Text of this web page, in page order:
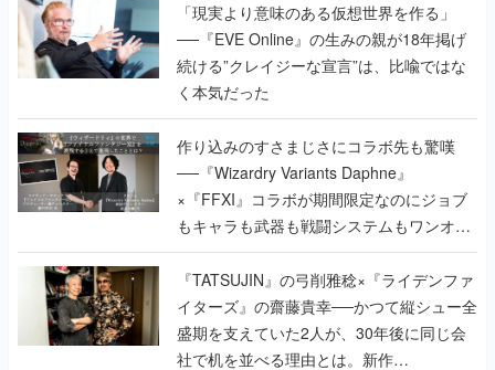
「現実より意味のある仮想世界を作る」
──『EVE Online』の生みの親が18年掲げ
続ける”クレイジーな宣言”は、比喩ではな
く本気だった
作り込みのすさまじさにコラボ先も驚嘆
──『Wizardry Variants Daphne』
×『FFXI』コラボが期間限定なのにジョブ
もキャラも武器も戦闘システムもワンオフ
で作り込まれた理由を両ディレクターに聞
く
『TATSUJIN』の弓削雅稔×『ライデンファ
イターズ』の齋藤貴幸──かつて縦シュー全
盛期を支えていた2人が、30年後に同じ会
社で机を並べる理由とは。新作